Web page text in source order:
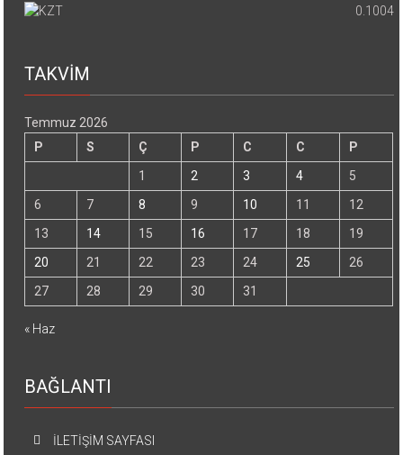
0.1004
TAKVİM
Temmuz 2026
P
S Ç P C C
P
1
2 3 4
5
6
7 8 9 10 11
12
13
14 15 16 17 18
19
20
21 22 23 24 25
26
27
28 29 30 31
« Haz
BAĞLANTI
İLETİŞİM SAYFASI